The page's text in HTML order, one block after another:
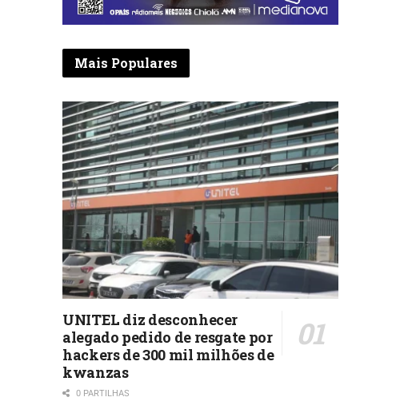
Mais Populares
UNITEL diz desconhecer
alegado pedido de resgate por
hackers de 300 mil milhões de
kwanzas
0 PARTILHAS